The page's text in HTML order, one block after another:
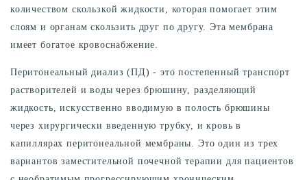
количеством скользкой жидкости, которая помогает этим
слоям и органам скользить друг по другу. Эта мембрана
имеет богатое кровоснабжение.
Перитонеальный диализ (ПД) - это постепенный транспорт
растворителей и воды через брюшину, разделяющий
жидкость, искусственно вводимую в полость брюшины
через хирургически введенную трубку, и кровь в
капиллярах перитонеальной мембраны. Это один из трех
вариантов заместительной почечной терапии для пациентов